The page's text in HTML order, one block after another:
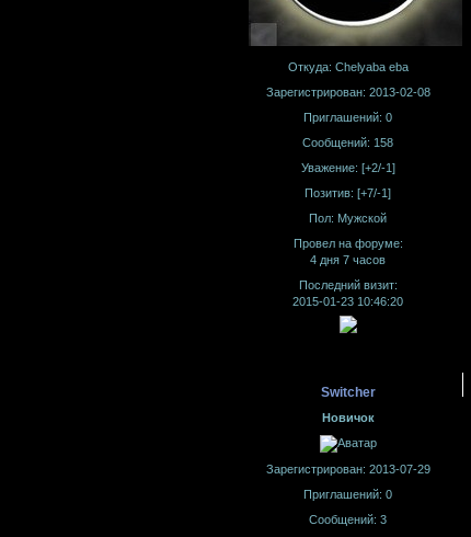
Откуда: Chelyaba eba
Зарегистрирован: 2013-02-08
Приглашений: 0
Сообщений: 158
Уважение: [+2/-1]
Позитив: [+7/-1]
Пол: Мужской
Провел на форуме:
4 дня 7 часов
Последний визит:
2015-01-23 10:46:20
Switcher
Новичок
Зарегистрирован: 2013-07-29
Приглашений: 0
Сообщений: 3